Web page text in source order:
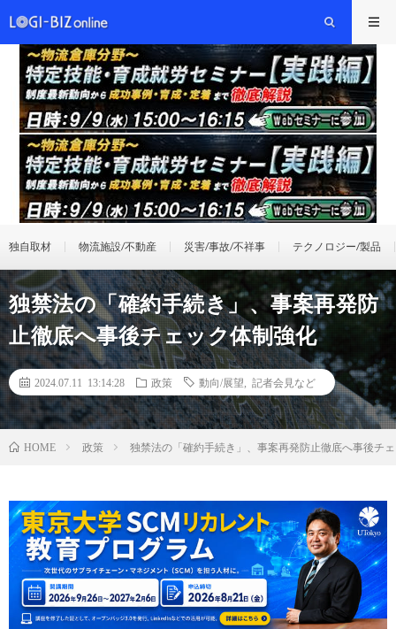
独自取材 物流施設/不動産 災害/事故/不祥事 テクノロジー/製品
独禁法の「確約手続き」、事案再発防
止徹底へ事後チェック体制強化
2024.07.11 13:14:28 政策 動向/展望 記者会見など
HOME 政策 独禁法の「確約手続き」、事案再発防止徹底へ事後チ